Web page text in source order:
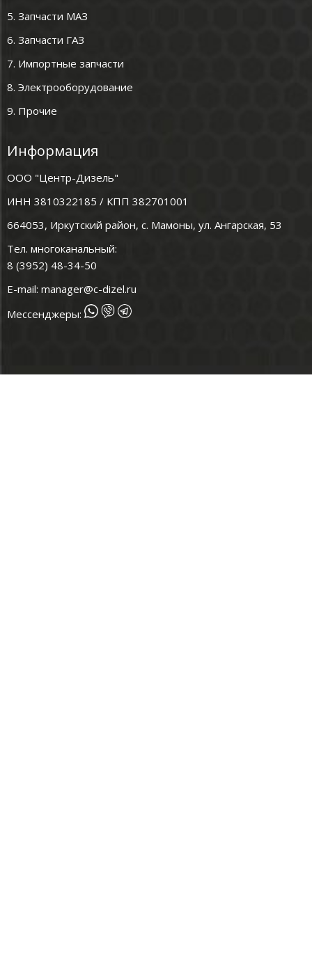
5. Запчасти МАЗ
6. Запчасти ГАЗ
7. Импортные запчасти
8. Электрооборудование
9. Прочие
Информация
ООО "Центр-Дизель"
ИНН 3810322185 / КПП 382701001
664053, Иркутский район, с. Мамоны, ул. Ангарская, 53
Тел. многоканальный:
8 (3952) 48-34-50
E-mail: manager@c-dizel.ru
Мессенджеры: